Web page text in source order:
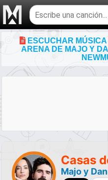
Buscar
temas
musicales
ESCUCHAR
ARENA DE MAJO Y
Casas
Majo y Dan